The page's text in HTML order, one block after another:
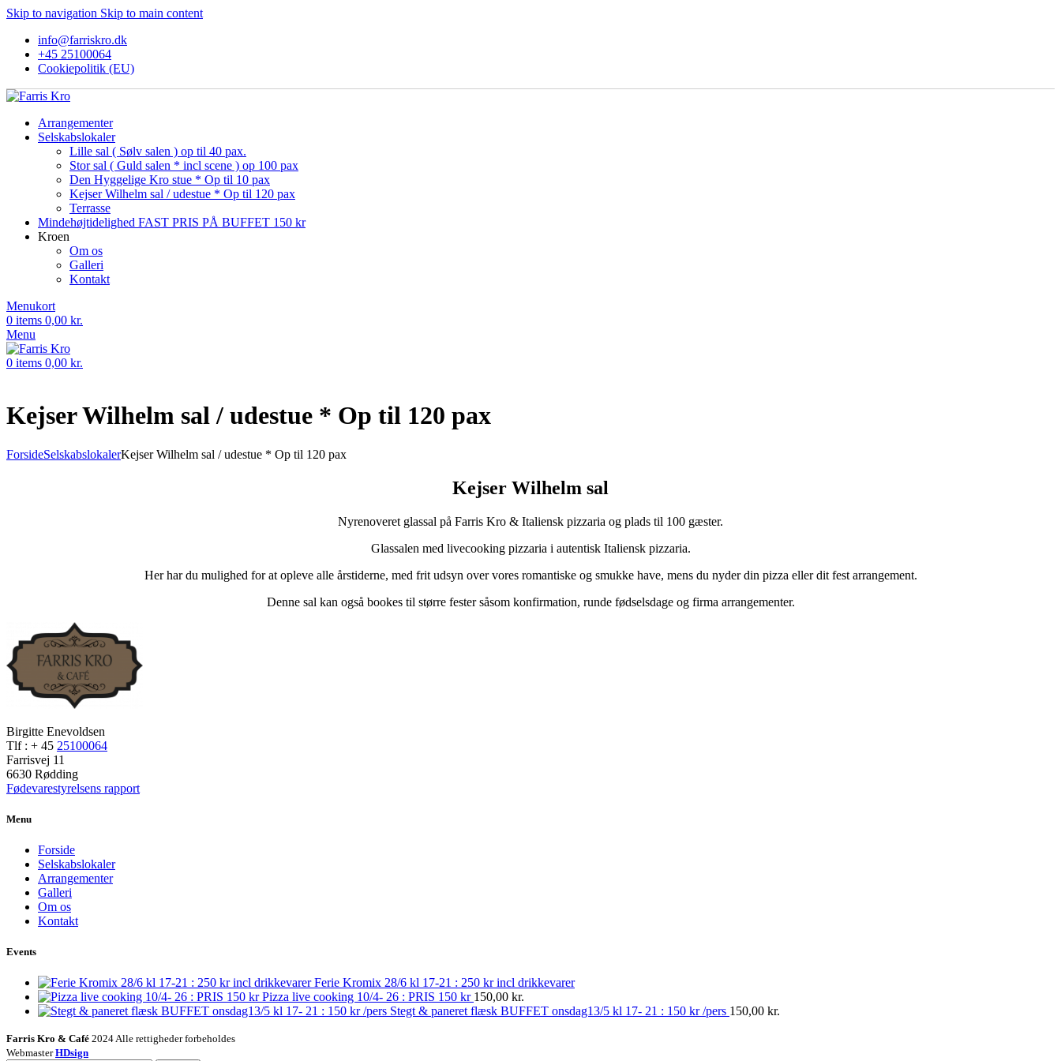
Skip to navigation Skip to main content
info@farriskro.dk
+45 25100064
Cookiepolitik (EU)
Arrangementer
Selskabslokaler
Lille sal ( Sølv salen ) op til 40 pax.
Stor sal ( Guld salen * incl scene ) op 100 pax
Den Hyggelige Kro stue * Op til 10 pax
Kejser Wilhelm sal / udestue * Op til 120 pax
Terrasse
Mindehøjtidelighed FAST PRIS PÅ BUFFET 150 kr
Kroen
Om os
Galleri
Kontakt
Menukort
0 items 0,00 kr.
Menu
0 items 0,00 kr.
Kejser Wilhelm sal / udestue * Op til 120 pax
ForsideSelskabslokalerKejser Wilhelm sal / udestue * Op til 120 pax
Kejser Wilhelm sal
Nyrenoveret glassal på Farris Kro & Italiensk pizzaria og plads til 100 gæster.
Glassalen med livecooking pizzaria i autentisk Italiensk pizzaria.
Her har du mulighed for at opleve alle årstiderne, med frit udsyn over vores romantiske og smukke have, mens du nyder din pizza eller dit fest arrangement.
Denne sal kan også bookes til større fester såsom konfirmation, runde fødselsdage og firma arrangementer.
Birgitte Enevoldsen
Tlf : + 45 25100064
Farrisvej 11
6630 Rødding
Fødevarestyrelsens rapport
Menu
Forside
Selskabslokaler
Arrangementer
Galleri
Om os
Kontakt
Events
Ferie Kromix 28/6 kl 17-21 : 250 kr incl drikkevarer
Pizza live cooking 10/4- 26 : PRIS 150 kr 150,00 kr.
Stegt & paneret flæsk BUFFET onsdag13/5 kl 17- 21 : 150 kr /pers 150,00 kr.
Farris Kro & Café 2024 Alle rettigheder forbeholdes
WebmasterHDsign